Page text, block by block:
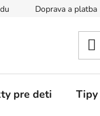
Doprava a platba
pre deti Tipy